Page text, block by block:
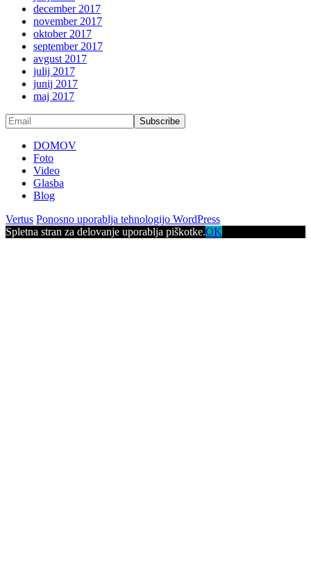
december 2017
november 2017
oktober 2017
september 2017
avgust 2017
julij 2017
junij 2017
maj 2017
DOMOV
Foto
Video
Glasba
Blog
Vertus Ponosno uporablja tehnologijo WordPress
Spletna stran za delovanje uporablja piškotke.OK